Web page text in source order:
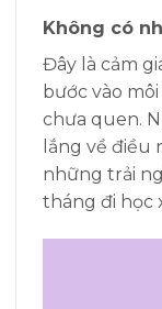
Không có
Đây là cảm
bước vào
chưa quen.
lắng về điều
những trải
tháng đi học